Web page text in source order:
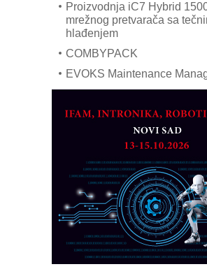
Proizvodnja iC7 Hybrid
mrežnog pretvarača sa
hlađenjem
COMBYPACK
EVOKS Maintenance
na viši nivo
Detekcija različitih oblika
MAREX - Lim i mašine za
rešenja
Marcom-plast d.o.o.- vaš
partner
CTO - Prilagodite svoju
obradu!
Razvoj asortimanskog
PLC AKYTEC